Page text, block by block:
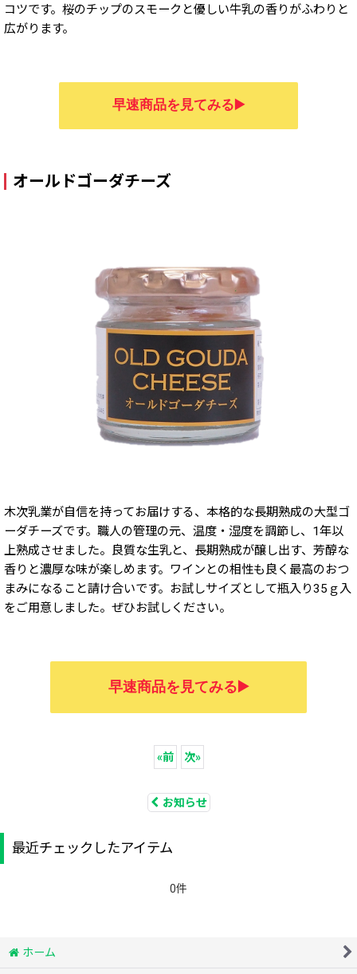
コツです。桜のチップのスモークと優しい牛乳の香りがふわりと
広がります。
早速商品を見てみる▶️
オールドゴーダチーズ
木次乳業が自信を持ってお届けする、本格的な長期熟成の大型ゴ
ーダチーズです。職人の管理の元、温度・湿度を調節し、1年以
上熟成させました。良質な生乳と、長期熟成が醸し出す、芳醇な
香りと濃厚な味が楽しめます。ワインとの相性も良く最高のおつ
まみになること請け合いです。お試しサイズとして瓶入り35ｇ入
をご用意しました。ぜひお試しください。
早速商品を見てみる▶️
«前 次»
お知らせ
最近チェックしたアイテム
0件
ホーム